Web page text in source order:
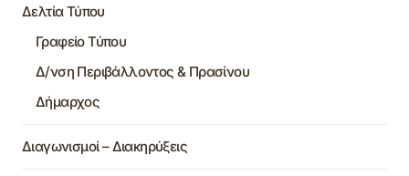
Δελτία Τύπου
Γραφείο Τύπου
Δ/νση Περιβάλλοντος & Πρασίνου
Δήμαρχος
Διαγωνισμοί – Διακηρύξεις